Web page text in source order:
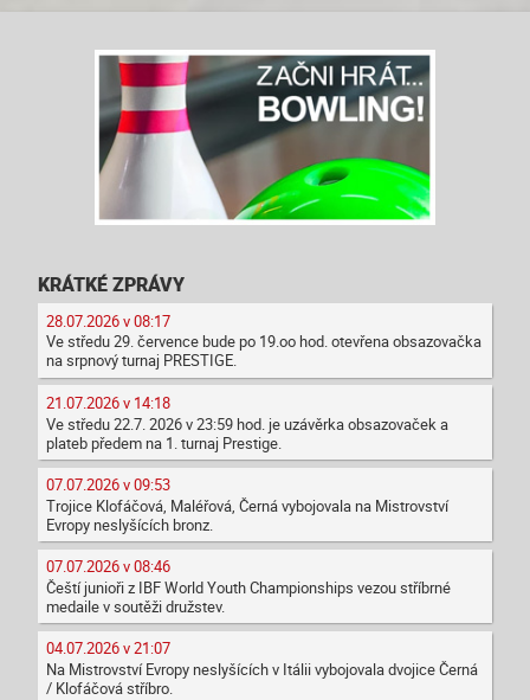
KRÁTKÉ ZPRÁVY
28.07.2026 v 08:17
Ve středu 29. července bude po 19.oo hod. otevřena obsazovačka
na srpnový turnaj PRESTIGE.
21.07.2026 v 14:18
Ve středu 22.7. 2026 v 23:59 hod. je uzávěrka obsazovaček a
plateb předem na 1. turnaj Prestige.
07.07.2026 v 09:53
Trojice Klofáčová, Maléřová, Černá vybojovala na Mistrovství
Evropy neslyšících bronz.
07.07.2026 v 08:46
Čeští junioři z IBF World Youth Championships vezou stříbrné
medaile v soutěži družstev.
04.07.2026 v 21:07
Na Mistrovství Evropy neslyšících v Itálii vybojovala dvojice Černá
/ Klofáčová stříbro.